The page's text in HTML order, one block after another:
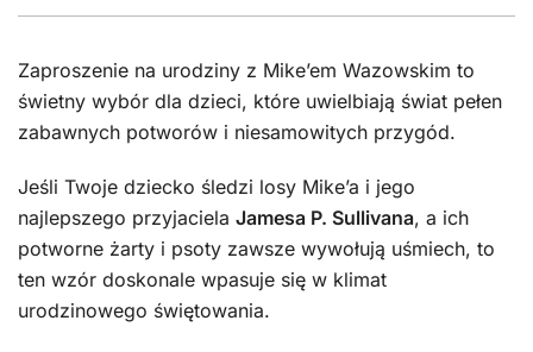
Zaproszenie na urodziny z Mike’em Wazowskim to
świetny wybór dla dzieci, które uwielbiają świat pełen
zabawnych potworów i niesamowitych przygód.
Jeśli Twoje dziecko śledzi losy Mike’a i jego
najlepszego przyjaciela Jamesa P. Sullivana, a ich
potworne żarty i psoty zawsze wywołują uśmiech, to
ten wzór doskonale wpasuje się w klimat
urodzinowego świętowania.